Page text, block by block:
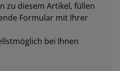
zu diesem Artikel, füllen
Formular mit Ihrer
bei Ihnen